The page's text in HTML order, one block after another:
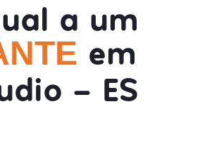
a um
em
- ES